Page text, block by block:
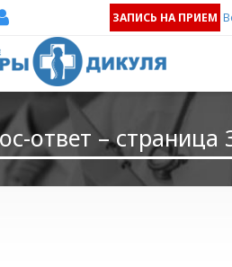
ЗАПИСЬ НА ПРИЕМ
ответ – страница